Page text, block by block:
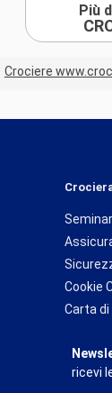
Più
Crociere
Cookie
Carta
ricevi